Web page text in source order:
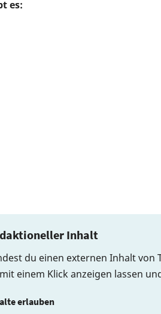
es:
Inhalt
du einen externen Inhalt
einem Klick anzeigen lassen
erlauben